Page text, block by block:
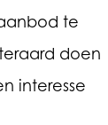
te
doen
interesse